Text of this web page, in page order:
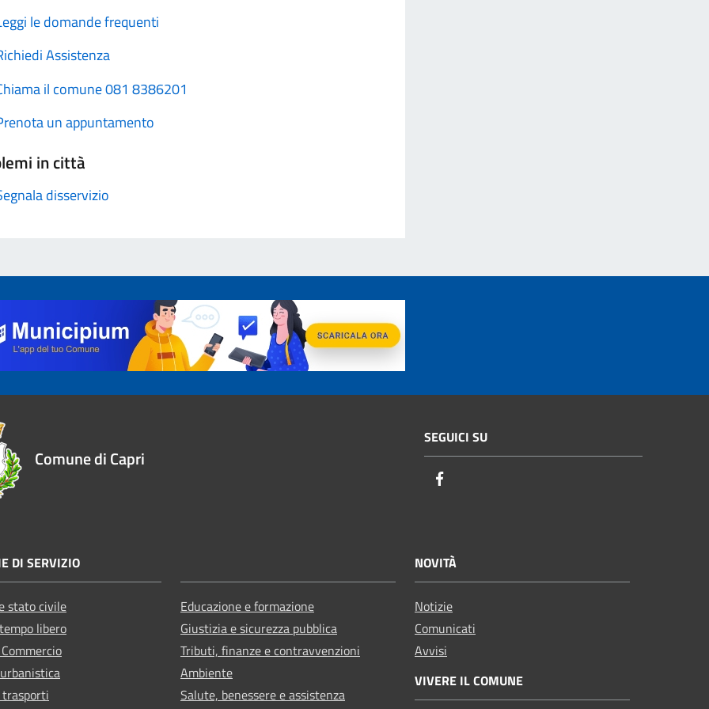
le domande frequenti
Assistenza
il comune 081 8386201
un appuntamento
in città
disservizio
Comune di Capri
SEGUICI SU
DI SERVIZIO
stato civile
libero
Educazione e formazione
Giustizia e sicurezza pubblica
Tributi, finanze e contravvenzioni
Ambiente
Salute, benessere e assistenza
NOVITÀ
Notizie
Comunicati
Avvisi
VIVERE IL COMUNE